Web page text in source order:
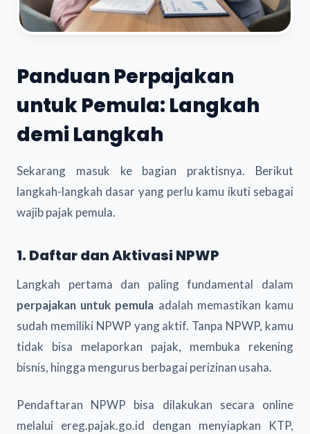
Panduan Perpajakan
untuk Pemula: Langkah
demi Langkah
Sekarang masuk ke bagian praktisnya. Berikut
langkah-langkah dasar yang perlu kamu ikuti sebagai
wajib pajak pemula.
1. Daftar dan Aktivasi NPWP
Langkah pertama dan paling fundamental dalam
perpajakan untuk pemula adalah memastikan kamu
sudah memiliki NPWP yang aktif. Tanpa NPWP, kamu
tidak bisa melaporkan pajak, membuka rekening
bisnis, hingga mengurus berbagai perizinan usaha.
Pendaftaran NPWP bisa dilakukan secara online
melalui ereg.pajak.go.id dengan menyiapkan KTP,